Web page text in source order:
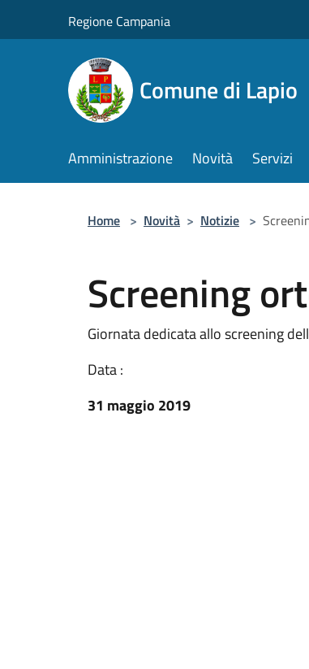
Regione Campania
Comune di Lapio
Amministrazione Novità Servizi
Home > Novità > Notizie >
Screening
Giornata dedicata allo screening
Data :
31 maggio 2019